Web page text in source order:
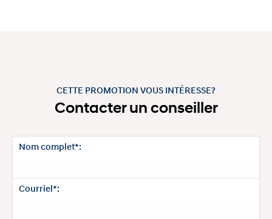
CETTE PROMOTION VOUS INTÉRESSE?
Contacter un conseiller
Nom complet*:
Courriel*: